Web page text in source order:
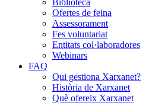
Biblioteca
Ofertes de feina
Assessorament
Fes voluntariat
Entitats col·laboradores
Webinars
FAQ
Qui gestiona Xarxanet?
Història de Xarxanet
Què ofereix Xarxanet